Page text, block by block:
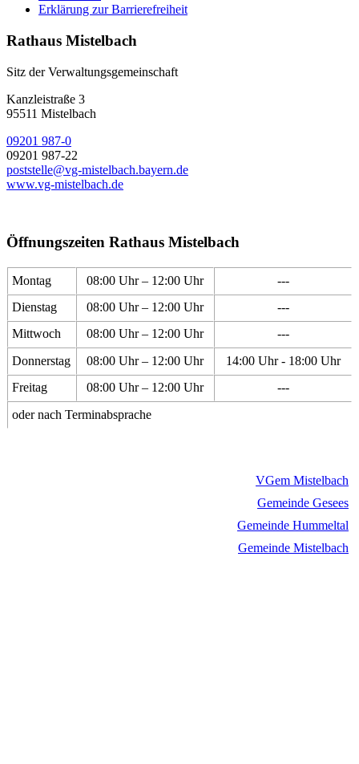
Erklärung zur Barrierefreiheit
Rathaus Mistelbach
Sitz der Verwaltungsgemeinschaft
Kanzleistraße 3
95511 Mistelbach
09201 987-0
09201 987-22
poststelle@vg-mistelbach.bayern.de
www.vg-mistelbach.de
Öffnungszeiten Rathaus Mistelbach
Montag 08:00 Uhr – 12:00 Uhr
---
Dienstag
08:00 Uhr – 12:00 Uhr
---
Mittwoch
08:00 Uhr – 12:00 Uhr
---
Donnerstag
08:00 Uhr – 12:00 Uhr
14:00 Uhr - 18:00 Uhr
Freitag
08:00 Uhr – 12:00 Uhr
---
oder nach Terminabsprache
VGem Mistelbach
Gemeinde Gesees
Gemeinde Hummeltal
Gemeinde Mistelbach